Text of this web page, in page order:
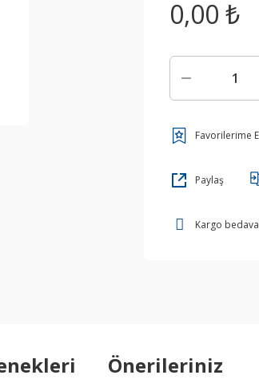
0,00 ₺
Paylaş
Kargo bedava
Önerileriniz